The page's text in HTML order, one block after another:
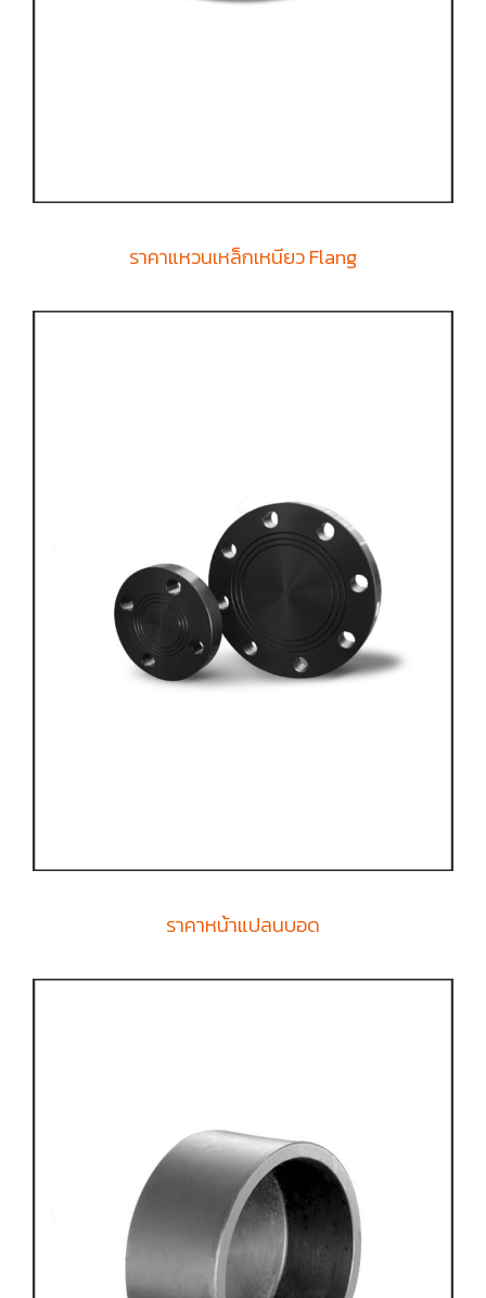
ราคาแหวนเหล็กเหนียว Flang
ราคาหน้าแปลนบอด